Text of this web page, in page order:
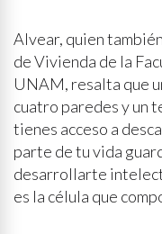
Alvear, quien
de Vivienda de la
UNAM, resalta que
cuatro paredes y un
tienes acceso a
parte de tu vida
desarrollarte
es la célula que